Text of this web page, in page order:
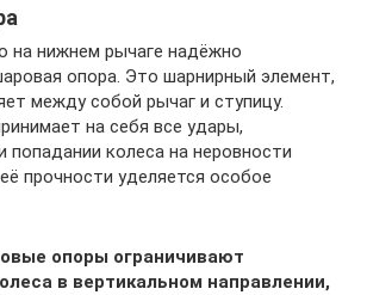
на нижнем рычаге надёжно
опора. Это шарнирный элемент,
между собой рычаг и ступицу.
на себя все удары,
колеса на неровности
прочности уделяется особое
опоры ограничивают
в вертикальном направлении,